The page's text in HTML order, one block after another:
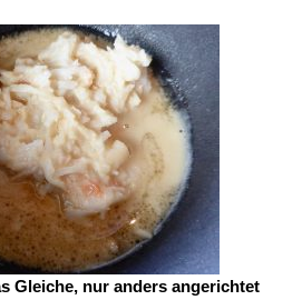
Gleiche, nur anders angerichtet